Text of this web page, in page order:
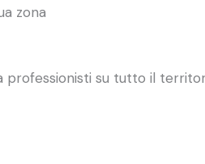
zona
su tutto il